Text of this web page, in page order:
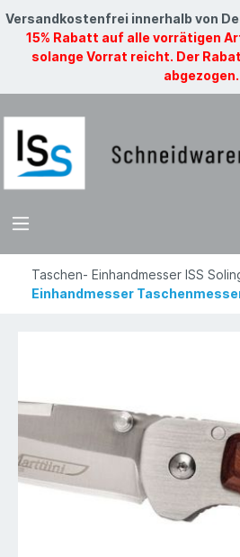
Versandkostenfrei innerhalb von
15% Rabatt auf alle vorrätigen
solange Vorrat reicht. Der
abgezogen.
Taschen- Einhandmesser ISS
Einhandmesser